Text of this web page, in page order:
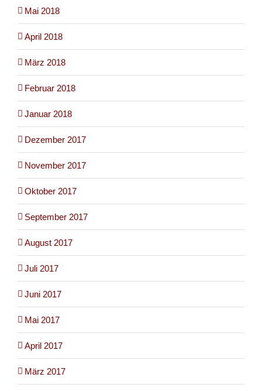
Mai 2018
April 2018
März 2018
Februar 2018
Januar 2018
Dezember 2017
November 2017
Oktober 2017
September 2017
August 2017
Juli 2017
Juni 2017
Mai 2017
April 2017
März 2017